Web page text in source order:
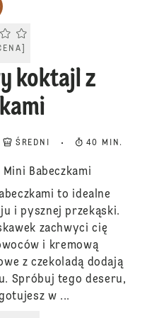
rating 0.0. Click to rate.
koktajl z
ŚREDNI 40 MIN.
Babeczkami
to idealne
i pysznej przekąski.
zachwyci cię
i kremową
z czekoladą dodają
Spróbuj tego deseru,
w ...